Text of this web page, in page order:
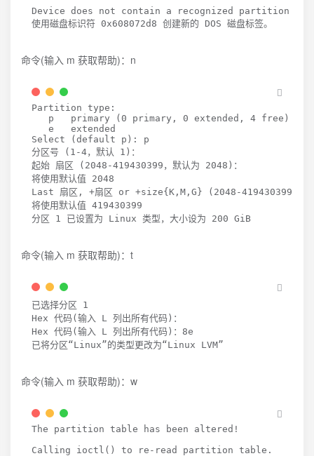
Device does not contain a recognized partition
使用磁盘标识符 0x608072d8 创建新的 DOS 磁盘标签。
命令(输入 m 获取帮助)：n
Partition type:
   p   primary
( 0 primary, 0 extended, 4 free )
   e   extended
Select
( default p ) : p
分区号
( 1 -4，默认 1 ) ：
起始 扇区
( 2048 -419430399，默认为 2048 ) ：
将使用默认值 2048
Last 扇区, +扇区 or +size{ K,M,G } ( 2048 -419430399，
将使用默认值 419430399
分区 1 已设置为 Linux 类型，大小设为 200 GiB
命令(输入 m 获取帮助)：t
已选择分区 1
Hex 代码( 输入 L 列出所有代码 ) ：
Hex 代码( 输入 L 列出所有代码 ) ：8e
已将分区“Linux”的类型更改为“Linux LVM”
命令(输入 m 获取帮助)：w
The partition table has been altered !
Calling ioctl ( )
to re-read partition table.